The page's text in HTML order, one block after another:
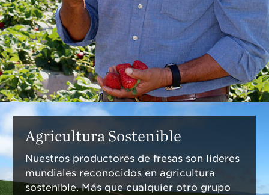
Agricultura Sostenible
Nuestros productores de fresas son líderes
mundiales reconocidos en agricultura
sostenible. Más que cualquier otro grupo